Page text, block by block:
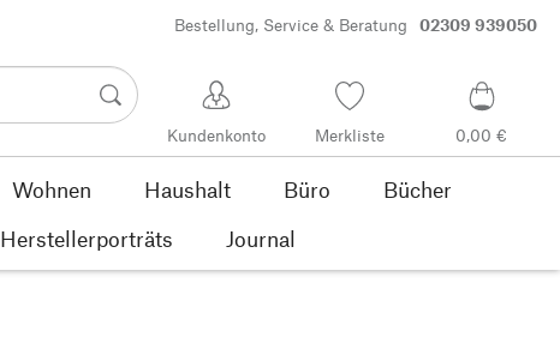
Bestellung, Service & Beratung 02309 939050
Kundenkonto Merkliste 0,00 €
Wohnen Haushalt Büro
Bücher
Herstellerporträts Journal